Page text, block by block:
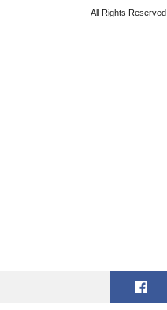
All Rights Reserved